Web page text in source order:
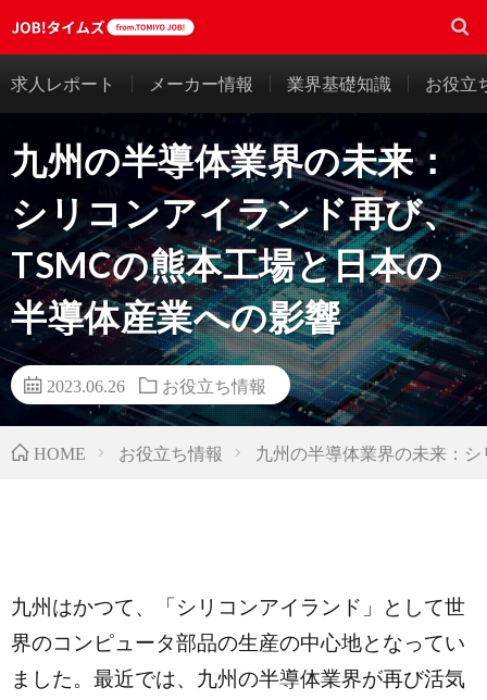
求人レポート メーカー情報 業界基礎知識 お役立
九州の半導体業界の未来：
シリコンアイランド再び、
TSMCの熊本工場と日本の
半導体産業への影響
2023.06.26 お役立ち情報
HOME お役立ち情報 九州の半導体業界の未来：
九州はかつて、「シリコンアイランド」として世
界のコンピュータ部品の生産の中心地となってい
ました。最近では、九州の半導体業界が再び活気